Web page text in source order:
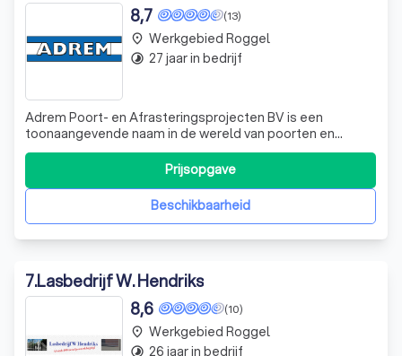
(13)
8,7
Adrem Poort- en Afrasteringsprojecten BV is een
toonaangevende naam in de wereld van poorten en
hekwerken. Met onze jarenlange ervaring en diepgaande
kennis van de branche, onderscheiden we ons door het
leveren en plaatsen van alle soorten poorten en
hekwerken. Onze expertise strekt zich uit van adv
Beschikbaarheid
Prijsopgave
place Werkgebied Roggel
timelapse 27 jaar in bedrijf
7.Lasbedrijf W. Hendriks
(10)
8,6
place Werkgebied Roggel
timelapse 26 jaar in bedrijf